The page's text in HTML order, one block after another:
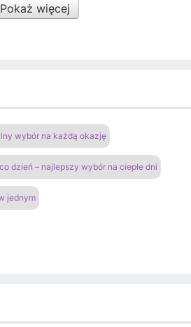
Pokaż więcej
wybór na każdą okazję
dzień – najlepszy wybór na ciepłe dni
jednym